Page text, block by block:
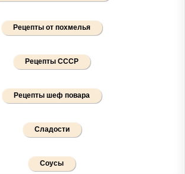
Рецепты от похмелья
Рецепты СССР
Рецепты шеф повара
Сладости
Соусы